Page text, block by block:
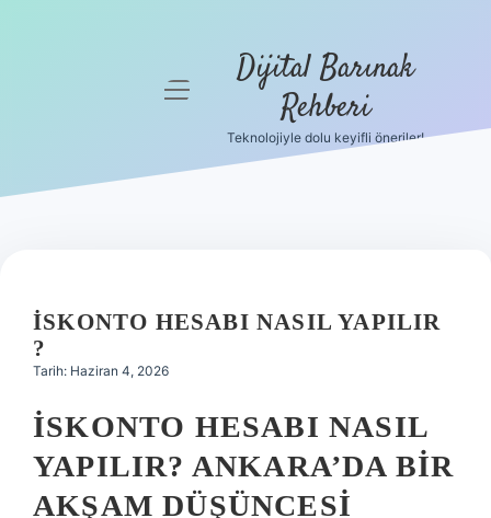
Hakkımızda
menüyü
Dijital Barınak
Rehberi
Teknolojiyle dolu keyifli öneriler!
İSKONTO HESABI NASIL YAPILIR
?
Tarih: Haziran 4, 2026
İSKONTO HESABI NASIL
YAPILIR? ANKARA’DA BIR
AKŞAM DÜŞÜNCESI